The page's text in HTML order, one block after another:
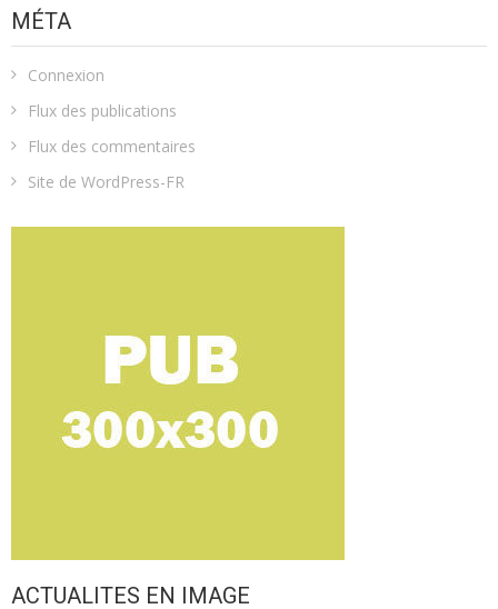
MÉTA
Connexion
Flux des publications
Flux des commentaires
Site de WordPress-FR
ACTUALITES EN IMAGE